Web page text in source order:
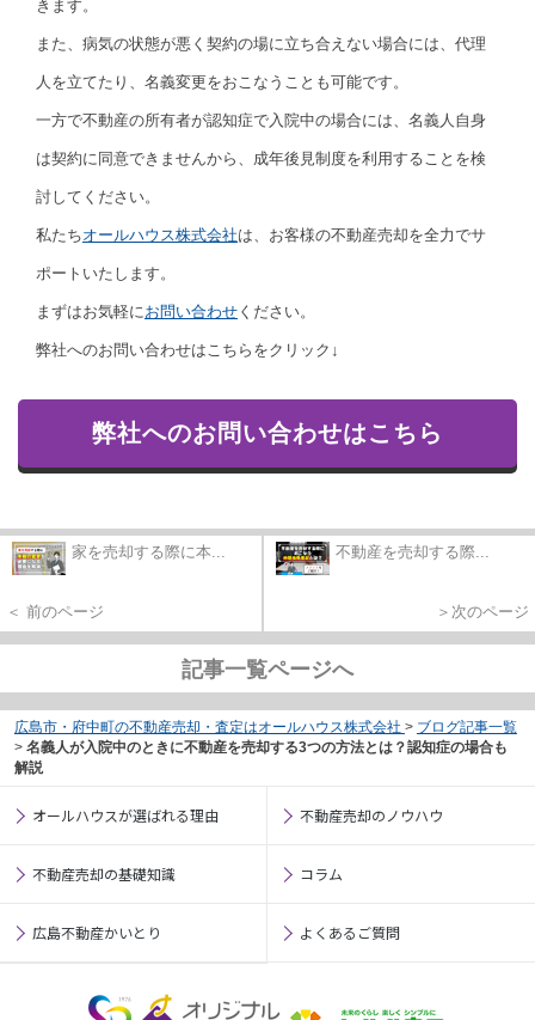
きます。
また、病気の状態が悪く契約の場に立ち合えない場合には、代理
人を立てたり、名義変更をおこなうことも可能です。
一方で不動産の所有者が認知症で入院中の場合には、名義人自身
は契約に同意できませんから、成年後見制度を利用することを検
討してください。
私たちオールハウス株式会社は、お客様の不動産売却を全力でサ
ポートいたします。
まずはお気軽に お問い合わせ ください。
弊社へのお問い合わせはこちらをクリック↓
弊社へのお問い合わせはこちら
家を売却する際に本...
＜ 前のページ
不動産を売却する際...
＞次のページ
記事一覧ページへ
広島市・府中町の不動産売却・査定はオールハウス株式会社 > ブログ記事一覧
> 名義人が入院中のときに不動産を売却する3つの方法とは？認知症の場合も
解説
オールハウスが選ばれる理由 不動産売却のノウハウ
不動産売却の基礎知識 コラム
広島不動産かいとり よくあるご質問